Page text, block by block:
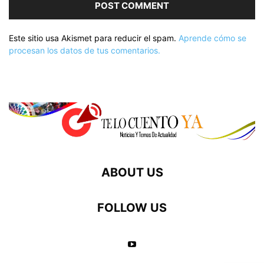
Este sitio usa Akismet para reducir el spam. Aprende cómo se
procesan los datos de tus comentarios.
ABOUT US
FOLLOW US